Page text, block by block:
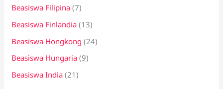
Beasiswa Filipina (7)
Beasiswa Finlandia (13)
Beasiswa Hongkong (24)
Beasiswa Hungaria (9)
Beasiswa India (21)